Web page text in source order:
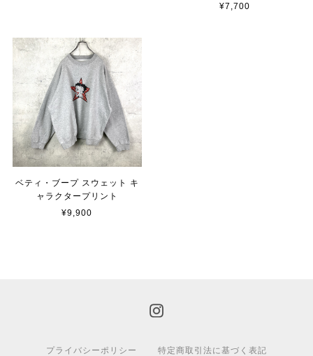
¥7,700
ベティ・ブープ スウェット キ
ャラクタープリント
¥9,900
プライバシーポリシー 特定商取引法に基づく表記